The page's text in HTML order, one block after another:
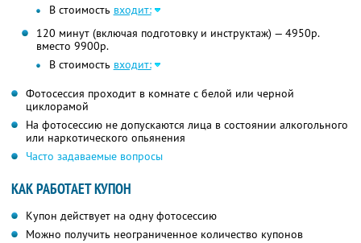
В стоимость входит:
120 минут (включая подготовку и инструктаж) — 4950р.
вместо 9900р.
В стоимость входит:
Фотосессия проходит в комнате с белой или черной
циклорамой
На фотосессию не допускаются лица в состоянии алкогольного
или наркотического опьянения
Часто задаваемые вопросы
КАК РАБОТАЕТ КУПОН
Купон действует на одну фотосессию
Можно получить неограниченное количество купонов